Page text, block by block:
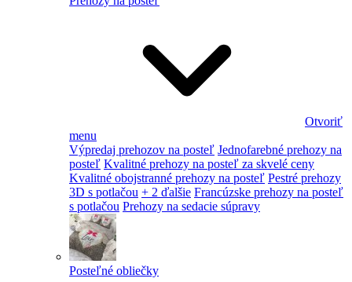
Otvoriť
menu
Výpredaj prehozov na posteľ Jednofarebné prehozy na
posteľ Kvalitné prehozy na posteľ za skvelé ceny
Kvalitné obojstranné prehozy na posteľ Pestré prehozy
3D s potlačou + 2 ďalšie Francúzske prehozy na posteľ
s potlačou Prehozy na sedacie súpravy
Posteľné obliečky